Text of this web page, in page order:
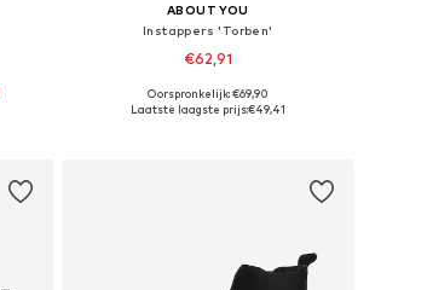
ABOUT YOU
Instappers 'Torben'
€62,91
Beschikbare maten: 41, 42, 43, 44, 45, 46
Oorspronkelijk: €69,90
Laatste laagste prijs:€49,41